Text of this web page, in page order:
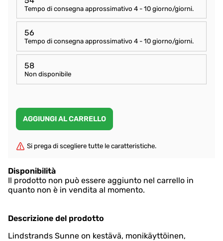
Tempo di consegna approssimativo 4 - 10 giorno/giorni.
56
Tempo di consegna approssimativo 4 - 10 giorno/giorni.
58
Non disponibile
Si prega di scegliere tutte le caratteristiche.
Disponibilità
Il prodotto non può essere aggiunto nel carrello in
quanto non è in vendita al momento.
Descrizione del prodotto
Lindstrands Sunne on kestävä, monikäyttöinen,